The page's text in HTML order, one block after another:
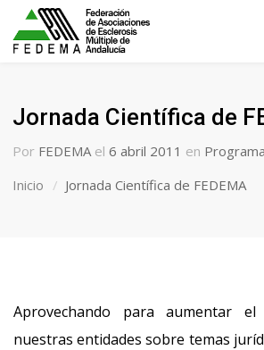
Jornada Científica de
Por FEDEMA el 6 abril 2011 en
Inicio
Jornada Científica de FEDEMA
Aprovechando para aumentar el
nuestras entidades sobre temas